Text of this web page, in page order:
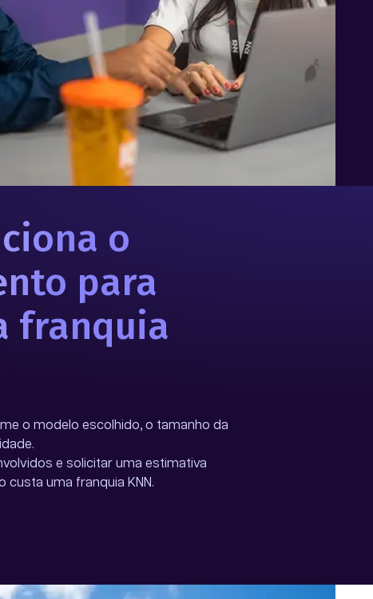
o
para
franquia
o modelo escolhido, o tamanho da
e solicitar uma estimativa
custa uma franquia KNN.